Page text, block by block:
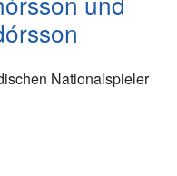
Nationalspieler